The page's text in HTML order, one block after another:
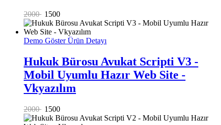
2000 1500
Demo GösterÜrün Detayı
Hukuk Bürosu Avukat Scripti V3 -
Mobil Uyumlu Hazır Web Site -
Vkyazılım
2000 1500